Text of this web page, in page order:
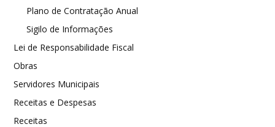
Plano de Contratação Anual
Sigilo de Informações
Lei de Responsabilidade Fiscal
Obras
Servidores Municipais
Receitas e Despesas
Receitas